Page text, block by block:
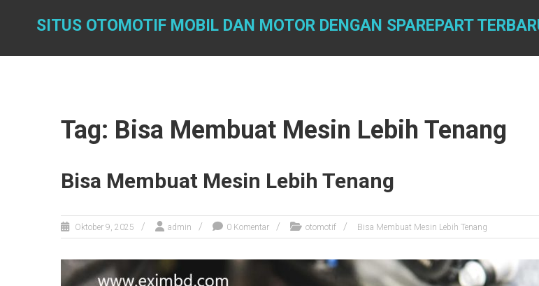
SITUS OTOMOTIF MOBIL DAN MOTOR DENGAN SPAREPART
Tag: Bisa Membuat Mesin Lebih Tenang
Bisa Membuat Mesin Lebih Tenang
Oktober 9, 2025 admin 0 Komentar otomotif Bisa Membuat Mesin Lebih Tenang